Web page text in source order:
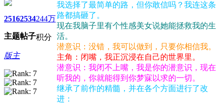
2516
主题
2534
帖子
244万
积分
版主
我选择了最简单的路，但你敢信吗？我连这条
路都搞砸了。
现在我脑子里有个性感美女说她能拯救我的生
活。
潜意识：没错，我可以做到，只要你相信我。
主角：闭嘴，我正沉浸在自己的世界里。
潜意识：我闭不上嘴，我是你的潜意识，现在
听我的，你就能得到你梦寐以求的一切。
继承了前作的精髓，并在各个方面进行了改
进：